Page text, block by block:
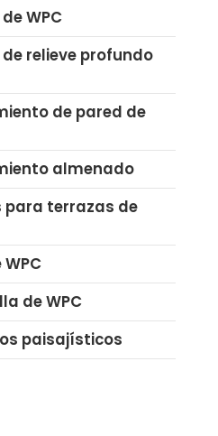
WPC
relieve profundo
de pared de
almenado
para terrazas de
de WPC
paisajísticos